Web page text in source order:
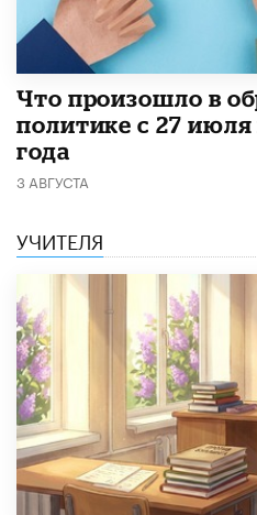
​Что произошло в
политике с 27 июля
года
3 АВГУСТА
УЧИТЕЛЯ